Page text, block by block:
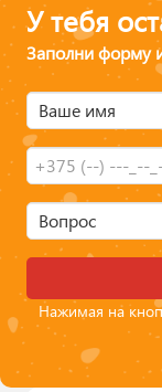
У тебя
Заполни форму
Ваше имя
Вопрос
Нажимая на